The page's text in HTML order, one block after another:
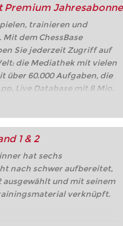
Premium
trainieren und
dem ChessBase
Sie jederzeit Zugriff auf
die Mediathek mit vielen
über 60.000 Aufgaben, die
Live Database mit 8 Mio.
Let's Check,
1 & 2
hat sechs
nach schwer aufbereitet,
ausgewählt und mit seinem
verknüpft.